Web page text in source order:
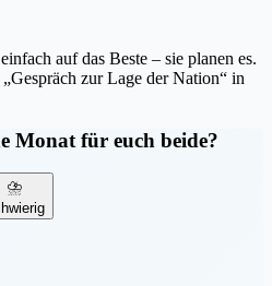
auf das Beste – sie planen es.
zur Lage der Nation“ in
Monat für euch beide?
⛈️